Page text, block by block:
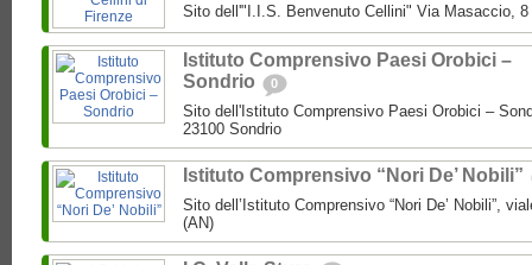
Sito dell'"I.I.S. Benvenuto Cellini" Via Masaccio, 8
Istituto Comprensivo Paesi Orobici –
Sondrio
0
Sito dell'Istituto Comprensivo Paesi Orobici –
23100 Sondrio
Istituto Comprensivo “Nori De’ Nobili”
Sito dell’Istituto Comprensivo “Nori De’ Nobili”,
(AN)